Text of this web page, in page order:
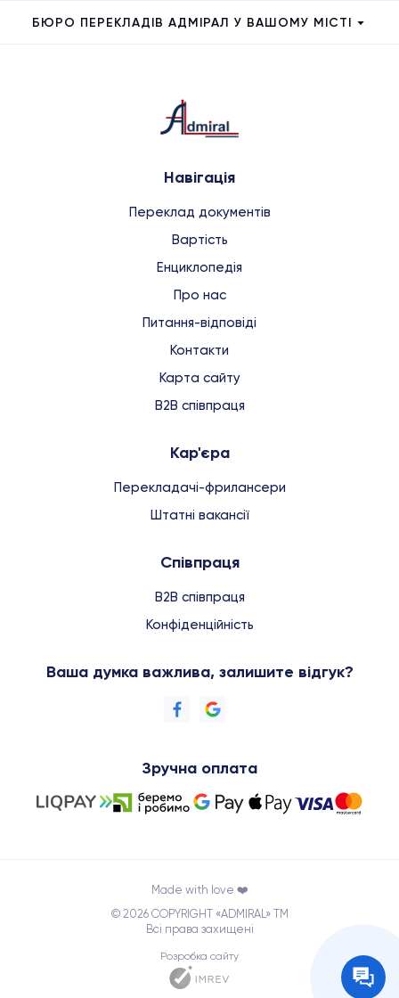
БЮРО ПЕРЕКЛАДІВ АДМІРАЛ У ВАШОМУ МІСТІ
Навігація
Переклад документів
Вартість
Енциклопедія
Про нас
Питання-відповіді
Контакти
Карта сайту
B2B співпраця
Кар'єра
Перекладачі-фрилансери
Штатні вакансії
Співпраця
B2B співпраця
Конфіденційність
Ваша думка важлива, залишите відгук?
Зручна оплата
Made with love ❤️
© 2026 COPYRIGHT «ADMIRAL» TM
Всі права захищені
Розробка сайту